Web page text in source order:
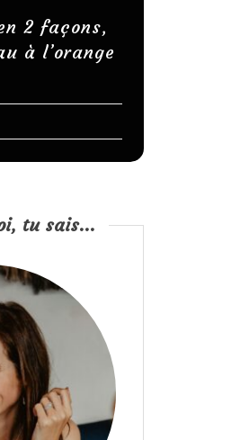
2 façons,
à l’orange
tu sais...